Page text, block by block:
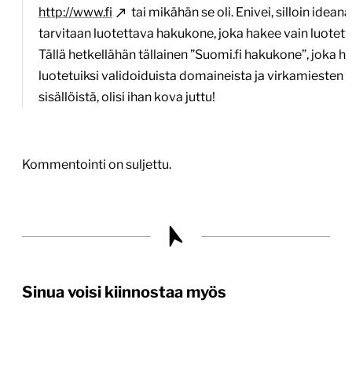
http://www.fi
tai mikähän se oli. Enivei, silloin
tarvitaan luotettava hakukone, joka hakee vain
Tällä hetkellähän tällainen ”Suomi.fi hakukone”, joka
luotetuiksi validoiduista domaineista ja virkamiesten
sisällöistä, olisi ihan kova juttu!
Kommentointi on suljettu.
Sinua voisi kiinnostaa myös